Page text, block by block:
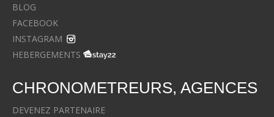
BLOG
FACEBOOK
INSTAGRAM
HEBERGEMENTS
CHRONOMETREURS, AGENCES
DEVENEZ PARTENAIRE